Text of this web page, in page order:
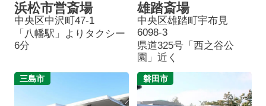
浜松市営斎場
中央区中沢町47-1
「八幡駅」よりタクシー
6分
雄踏斎場
中央区雄踏町宇布見
6098-3
県道325号「西之谷公
園」近く
三島市 磐田市